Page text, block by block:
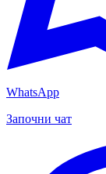
WhatsApp
Започни чат